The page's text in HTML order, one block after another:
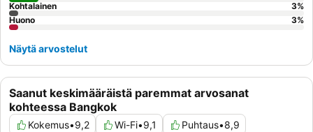
Saanut keskimääräistä paremmat arvosanat
kohteessa Bangkok
Kokemus•9,2 Wi-Fi•9,1 Puhtaus•8,9
Kohtalainen
3%
Huono
3%
Näytä arvostelut